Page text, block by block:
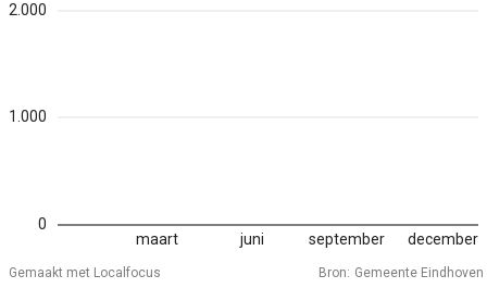
december
september
juni
maart
0
1.000
2.000
Bron: Gemeente Eindhoven
Gemaakt met Localfocus